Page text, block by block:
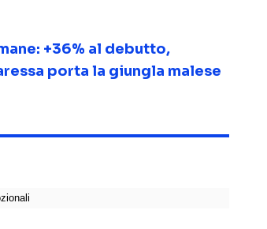
+36% al debutto,
porta la giungla malese